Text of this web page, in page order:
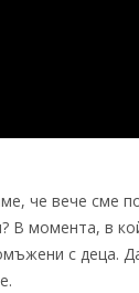
че вече сме
В момента, в
с деца.